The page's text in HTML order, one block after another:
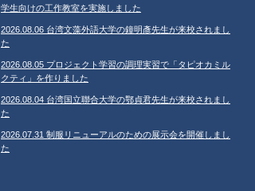
学生向けの工作教室を実施しました
2026.08.06 台湾文藻外語大学の鐘明彥先生が来校されまし
た
2026.08.05 プロジェクト学習の調理実習で「タピオカミル
クティ」を作りました
2026.08.04 台湾国立聯合大学の鄂貞君先生が来校されまし
た
2026.07.31 制服リニューアルのための展示会を開催しまし
た